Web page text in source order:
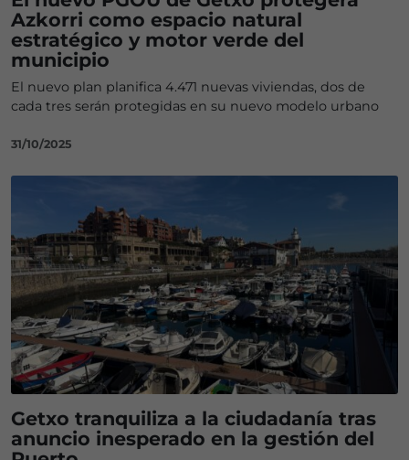
Azkorri como espacio natural
estratégico y motor verde del
municipio
El nuevo plan planifica 4.471 nuevas viviendas, dos de
cada tres serán protegidas en su nuevo modelo urbano
31/10/2025
Getxo tranquiliza a la ciudadanía tras
anuncio inesperado en la gestión del